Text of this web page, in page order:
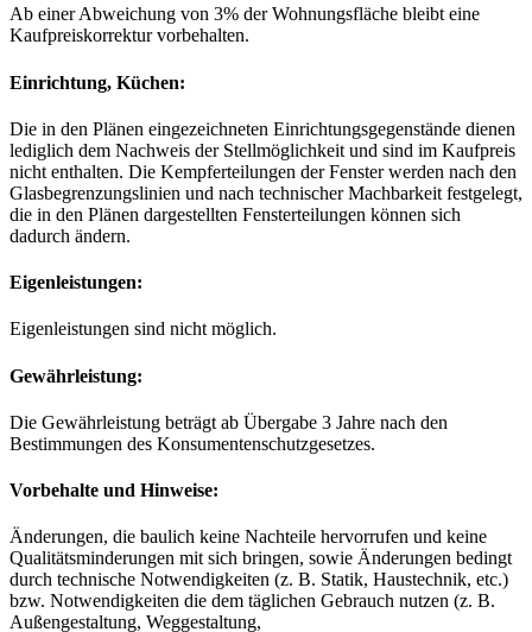
Ab einer Abweichung von 3% der Wohnungsfläche bleibt eine
Kaufpreiskorrektur vorbehalten.
Einrichtung, Küchen:
Die in den Plänen eingezeichneten Einrichtungsgegenstände dienen
lediglich dem Nachweis der Stellmöglichkeit und sind im Kaufpreis
nicht enthalten. Die Kempferteilungen der Fenster werden nach den
Glasbegrenzungslinien und nach technischer Machbarkeit festgelegt,
die in den Plänen dargestellten Fensterteilungen können sich
dadurch ändern.
Eigenleistungen:
Eigenleistungen sind nicht möglich.
Gewährleistung:
Die Gewährleistung beträgt ab Übergabe 3 Jahre nach den
Bestimmungen des Konsumentenschutzgesetzes.
Vorbehalte und Hinweise:
Änderungen, die baulich keine Nachteile hervorrufen und keine
Qualitätsminderungen mit sich bringen, sowie Änderungen bedingt
durch technische Notwendigkeiten (z. B. Statik, Haustechnik, etc.)
bzw. Notwendigkeiten die dem täglichen Gebrauch nutzen (z. B.
Außengestaltung, Weggestaltung,